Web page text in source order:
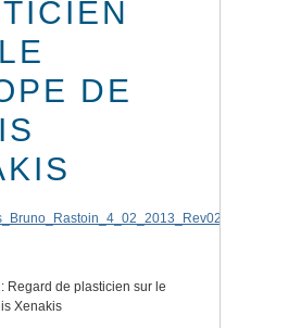
DE
Regard de plasticien sur le
Xenakis